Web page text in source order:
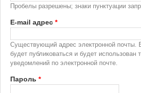
Пробелы разрешены; знаки пунктуации
E-mail адрес *
Существующий адрес электронной почты.
будет публиковаться и будет
уведомлений по электронной почте.
Пароль *